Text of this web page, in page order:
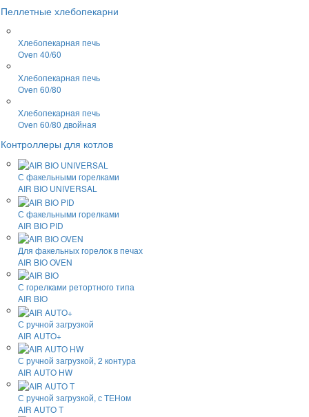
Пеллетные хлебопекарни
Хлебопекарная печь
Oven 40/60
Хлебопекарная печь
Oven 60/80
Хлебопекарная печь
Oven 60/80 двойная
Контроллеры для котлов
С факельными горелками
AIR BIO UNIVERSAL
С факельными горелками
AIR BIO PID
Для факельных горелок в печах
AIR BIO OVEN
С горелками ретортного типа
AIR BIO
С ручной загрузкой
AIR AUTO+
С ручной загрузкой, 2 контура
AIR AUTO HW
С ручной загрузкой, с ТЕНом
AIR AUTO T